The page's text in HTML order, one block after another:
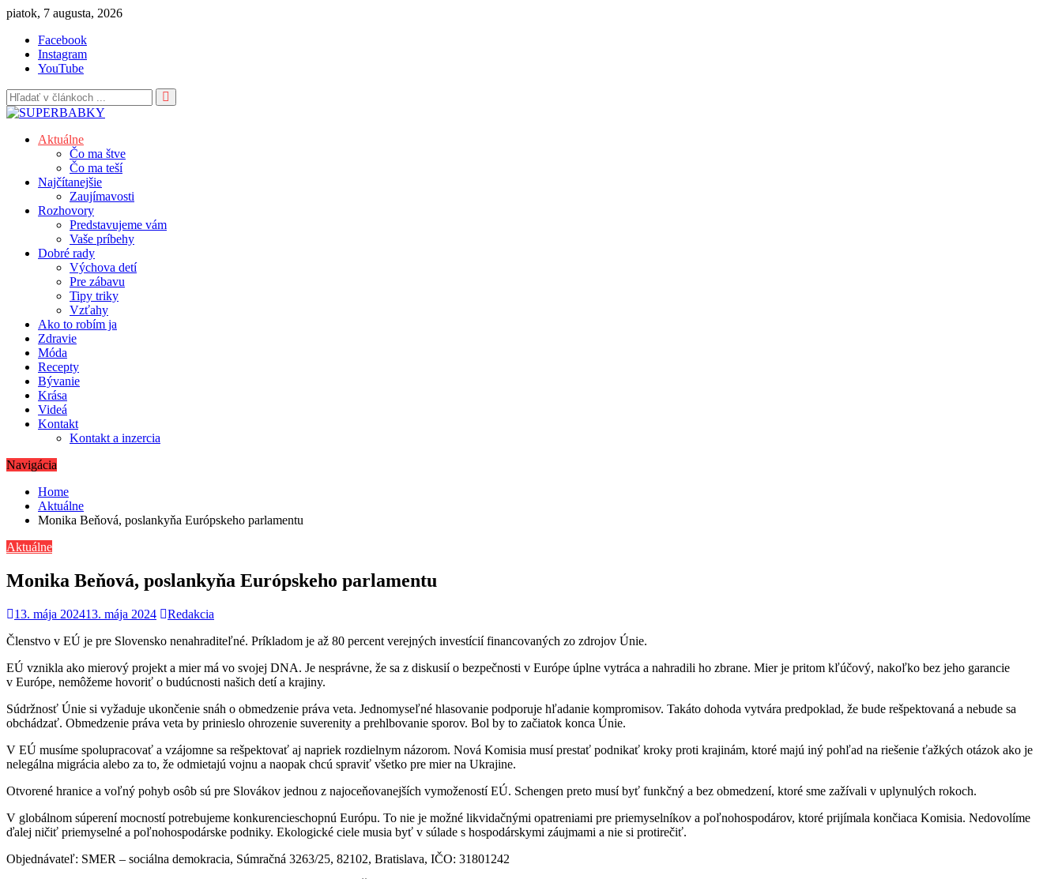
Skip
content
piatok, 7 augusta, 2026
Facebook
Instagram
YouTube
Aktuálne
Čo ma štve
Čo ma teší
Najčítanejšie
Zaujímavosti
Rozhovory
Predstavujeme vám
Vaše príbehy
Dobré rady
Výchova detí
Pre zábavu
Tipy triky
Vzťahy
Ako to robím ja
Zdravie
Móda
Recepty
Bývanie
Krása
Videá
Kontakt
Kontakt a inzercia
Navigácia
Home
Aktuálne
Monika Beňová, poslankyňa Európskeho parlamentu
Aktuálne
Monika Beňová, poslankyňa Európskeho parlamentu
13. mája 202413. mája 2024
Redakcia
Členstvo v EÚ je pre Slovensko nenahraditeľné. Príkladom je až 80 percent verejných investícií financovaných zo zdrojov Únie.
EÚ vznikla ako mierový projekt a mier má vo svojej DNA. Je nesprávne, že sa z diskusií o bezpečnosti v Európe úplne vytráca a nahradili ho zbrane. Mier je pritom kľúčový, nakoľko bez jeho garancie
v Európe, nemôžeme hovoriť o budúcnosti našich detí a krajiny.
Súdržnosť Únie si vyžaduje ukončenie snáh o obmedzenie práva veta. Jednomyseľné hlasovanie podporuje hľadanie kompromisov. Takáto dohoda vytvára predpoklad, že bude rešpektovaná a nebude sa
obchádzať. Obmedzenie práva veta by prinieslo ohrozenie suverenity a prehlbovanie sporov. Bol by to začiatok konca Únie.
V EÚ musíme spolupracovať a vzájomne sa rešpektovať aj napriek rozdielnym názorom. Nová Komisia musí prestať podnikať kroky proti krajinám, ktoré majú iný pohľad na riešenie ťažkých otázok ako je
nelegálna migrácia alebo za to, že odmietajú vojnu a naopak chcú spraviť všetko pre mier na Ukrajine.
Otvorené hranice a voľný pohyb osôb sú pre Slovákov jednou z najoceňovanejších vymožeností EÚ. Schengen preto musí byť funkčný a bez obmedzení, ktoré sme zažívali v uplynulých rokoch.
V globálnom súperení mocností potrebujeme konkurencieschopnú Európu. To nie je možné likvidačnými opatreniami pre priemyselníkov a poľnohospodárov, ktoré prijímala končiaca Komisia. Nedovolíme
ďalej ničiť priemyselné a poľnohospodárske podniky. Ekologické ciele musia byť v súlade s hospodárskymi záujmami a nie si protirečiť.
Objednávateľ: SMER – sociálna demokracia, Súmračná 3263/25, 82102, Bratislava, IČO: 31801242